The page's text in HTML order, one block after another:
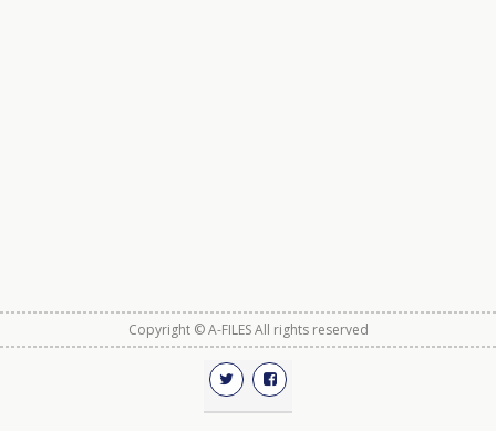
Copyright © A-FILES All rights reserved